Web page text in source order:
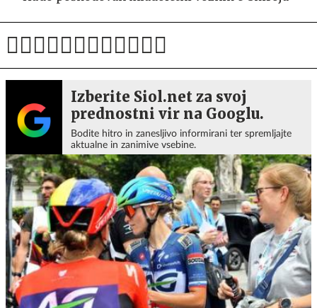
Izberite Siol.net za svoj
prednostni vir na Googlu.
Bodite hitro in zanesljivo informirani ter spremljajte
aktualne in zanimive vsebine.